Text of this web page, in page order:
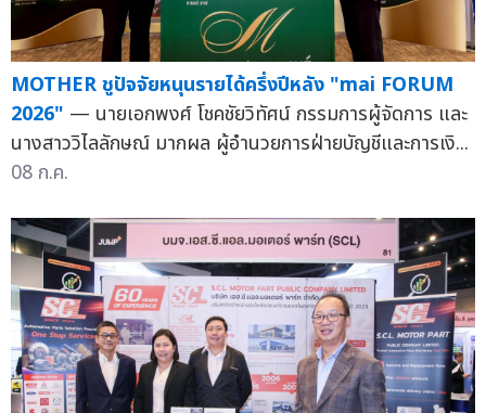
MOTHER ชูปัจจัยหนุนรายได้ครึ่งปีหลัง "mai FORUM
2026" — นายเอกพงศ์ โชคชัยวิทัศน์ กรรมการผู้จัดการ และ
นางสาววิไลลักษณ์ มากผล ผู้อำนวยการฝ่ายบัญชีและการเงิ...
08 ก.ค.